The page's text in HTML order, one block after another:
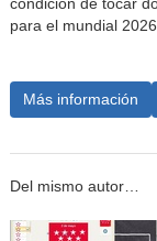
condición de tocar
para el mundial
Más información
Del mismo autor…